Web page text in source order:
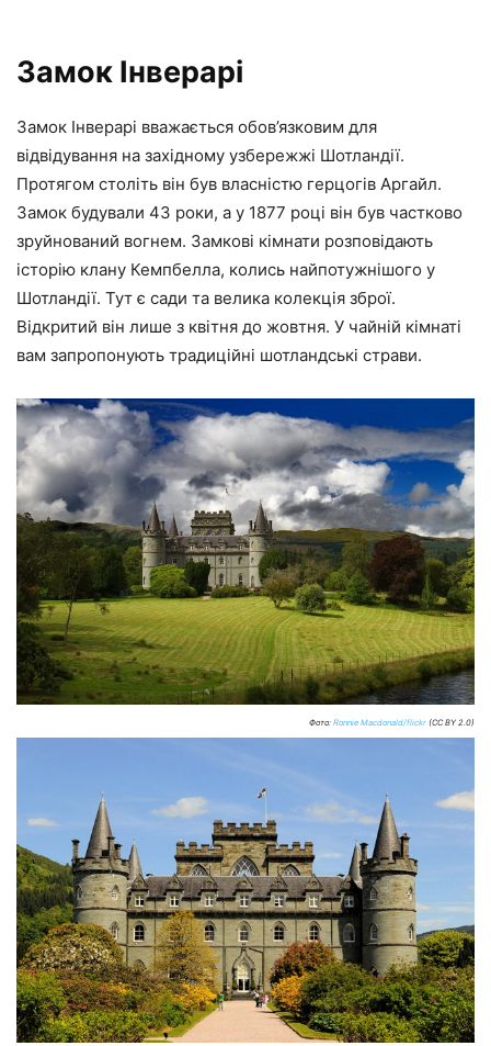
Замок Інверарі
Замок Інверарі вважається обов’язковим для
відвідування на західному узбережжі Шотландії.
Протягом століть він був власністю герцогів Аргайл.
Замок будували 43 роки, а у 1877 році він був частково
зруйнований вогнем. Замкові кімнати розповідають
історію клану Кемпбелла, колись найпотужнішого у
Шотландії. Тут є сади та велика колекція зброї.
Відкритий він лише з квітня до жовтня. У чайній кімнаті
вам запропонують традиційні шотландські страви.
Фото: Ronnie Macdonald/flickr (CC BY 2.0)